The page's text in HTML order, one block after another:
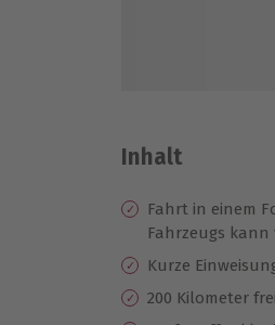
Inhalt
Fahrt in einem
Fahrzeugs kann
Kurze
200 Kilometer